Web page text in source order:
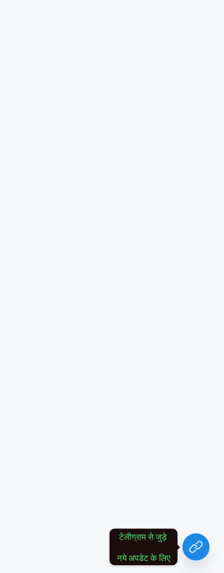
टेलीग्राम से जुड़े
नये अपडेट के लिए